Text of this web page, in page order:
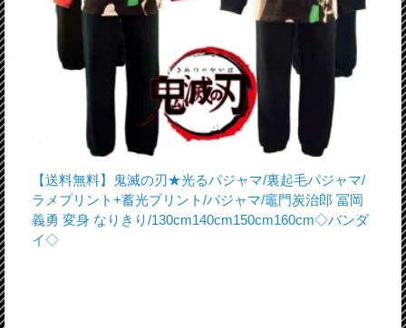
【送料無料】鬼滅の刃★光るパジャマ/裏起毛パジャマ/
ラメプリント+蓄光プリント/パジャマ/竈門炭治郎 冨岡
義勇 変身 なりきり/130cm140cm150cm160cm◇バンダ
イ◇